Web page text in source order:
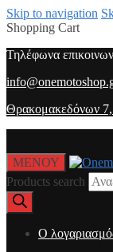
Skip to navigation
Shopping Cart
Τηλέφωνα
Θρακομακεδόνων 7,
ΜΕΝΟΥ
Products search
O